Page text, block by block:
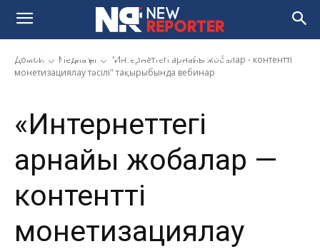
Домой Медиа үні
"Интернеттегі арнайы жобалар - контентті
монетизациялау тәсілі" тақырыбында вебинар
жобалар — контентті
монетизациялау тәсілі»
тақырыбында вебинар
«Интернеттегі
арнайы жобалар —
контентті
монетизациялау